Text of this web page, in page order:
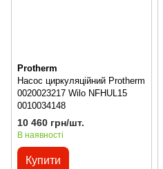
Protherm
Насос циркуляційний Protherm
0020023217 Wilo NFHUL15
0010034148
10 460 грн/шт.
В наявності
Купити